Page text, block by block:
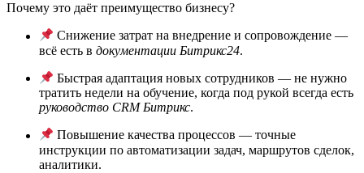
Почему это даёт преимущество бизнесу?
Снижение затрат на внедрение и сопровождение —
всё есть в документации Битрикс24.
Быстрая адаптация новых сотрудников — не нужно
тратить недели на обучение, когда под рукой всегда есть
руководство CRM Битрикс.
Повышение качества процессов — точные
инструкции по автоматизации задач, маршрутов сделок,
аналитики.